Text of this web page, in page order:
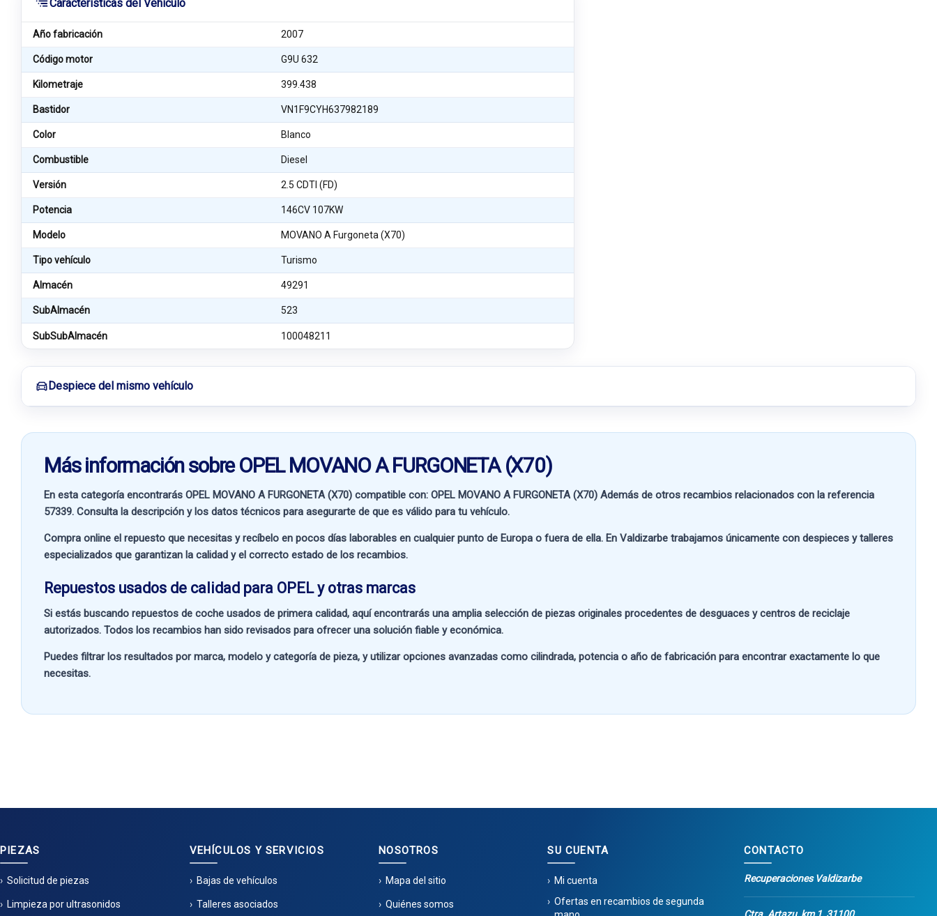
Características del Vehículo
Año fabricación 2007
Código motor G9U 632
Kilometraje 399.438
Bastidor VN1F9CYH637982189
Color Blanco
Combustible Diesel
Versión 2.5 CDTI (FD)
Potencia 146CV 107KW
Modelo MOVANO A Furgoneta (X70)
Tipo vehículo Turismo
Almacén 49291
SubAlmacén 523
SubSubAlmacén 100048211
Despiece del mismo vehículo
Más información sobre OPEL MOVANO A FURGONETA (X70)
En esta categoría encontrarás OPEL MOVANO A FURGONETA (X70) compatible con: OPEL MOVANO A FURGONETA (X70) Además de otros recambios relacionados con la referencia
57339. Consulta la descripción y los datos técnicos para asegurarte de que es válido para tu vehículo.
Compra online el repuesto que necesitas y recíbelo en pocos días laborables en cualquier punto de Europa o fuera de ella. En Valdizarbe trabajamos únicamente con despieces y talleres
especializados que garantizan la calidad y el correcto estado de los recambios.
Repuestos usados de calidad para OPEL y otras marcas
Si estás buscando repuestos de coche usados de primera calidad, aquí encontrarás una amplia selección de piezas originales procedentes de desguaces y centros de reciclaje
autorizados. Todos los recambios han sido revisados para ofrecer una solución fiable y económica.
Puedes filtrar los resultados pormarca, modelo y categoría de pieza, y utilizar opciones avanzadas como cilindrada, potencia o año de fabricación para encontrar exactamente lo que
necesitas.
PIEZAS
Solicitud de piezas
Limpieza por ultrasonidos
VEHÍCULOS Y SERVICIOS
Bajas de vehículos
Talleres asociados
NOSOTROS
Mapa del sitio
Quiénes somos
SU CUENTA
Mi cuenta
Ofertas en recambios de segunda
CONTACTO
Recuperaciones Valdizarbe